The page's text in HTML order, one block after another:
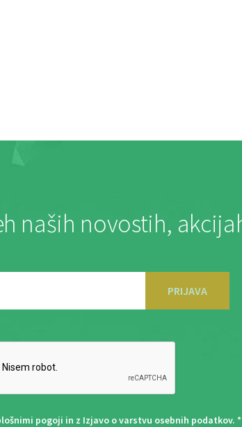
naših novostih,
PRIJAVA
pogoji in z Izjavo o varstvu osebnih podatkov. *